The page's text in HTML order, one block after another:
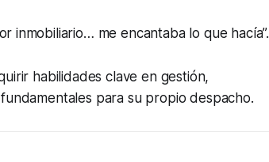
inmobiliario… me encantaba lo que hacía”.
habilidades clave en gestión,
para su propio despacho.